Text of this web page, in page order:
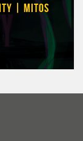
| MITOS